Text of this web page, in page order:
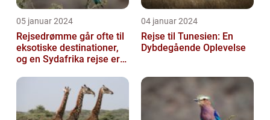
05 januar 2024
Rejsedrømme går ofte til
eksotiske destinationer,
og en Sydafrika rejse er
ofte...
04 januar 2024
Rejse til Tunesien: En
Dybdegående Oplevelse